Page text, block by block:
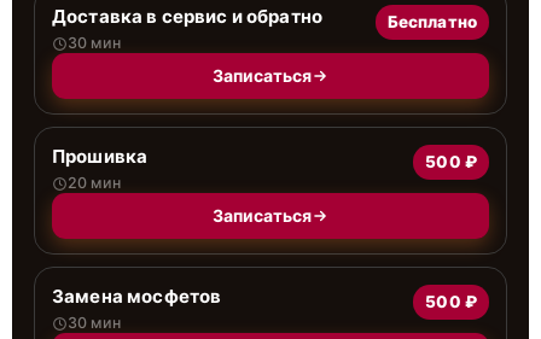
Доставка в сервис и обратно
30 мин
Бесплатно
Записаться
Прошивка
20 мин
500 ₽
Записаться
Замена мосфетов
30 мин
500 ₽